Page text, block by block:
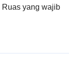
Ruas yang wajib